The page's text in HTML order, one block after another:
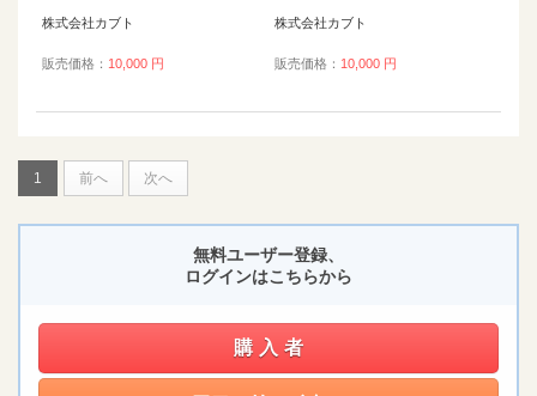
株式会社カブト
販売価格： 10,000 円
株式会社カブト
販売価格： 10,000 円
1 前へ 次へ
無料ユーザー登録、
ログインはこちらから
購入者